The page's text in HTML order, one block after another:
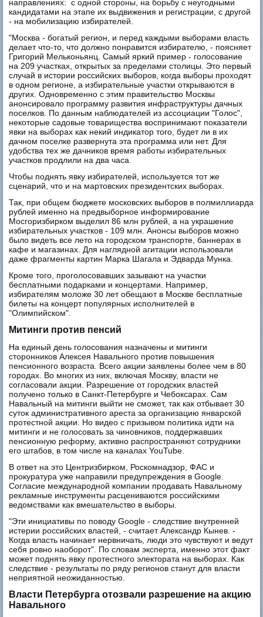
направлениях: с одной стороны, на борьбу с неугодными
кандидатами на этапе их выдвижения и регистрации, с другой
- на мобилизацию избирателей.
"Москва - богатый регион, и перед каждыми выборами власть
делает что-то, что должно понравится избирателю, - поясняет
Григорий Мельконьянц. Самый яркий пример - голосование
на 209 участках, открытых за пределами столицы. Это первый
случай в истории российских выборов, когда выборы проходят
в одном регионе, а избирательные участки открываются в
других. Одновременно с этим правительство Москвы
анонсировало программу развития инфраструктуры дачных
поселков. По данным наблюдателей из ассоциации "Голос",
некоторые садовые товарищества воспринимают показатели
явки на выборах как некий индикатор того, будет ли в их
дачном поселке развернута эта программа или нет. Для
удобства тех же дачников время работы избирательных
участков продлили на два часа.
Чтобы поднять явку избирателей, используется тот же
сценарий, что и на мартовских президентских выборах.
Так, при общем бюджете московских выборов в полмиллиарда
рублей именно на предвыборное информирование
Мосгоризбирком выделил 86 млн рублей, а на украшение
избирательных участков - 109 млн. Анонсы выборов можно
было видеть все лето на городском транспорте, баннерах в
кафе и магазинах. Для наглядной агитации использовали
даже фрагменты картин Марка Шагала и Эдварда Мунка.
Кроме того, проголосовавших зазывают на участки
бесплатными подарками и концертами. Например,
избирателям моложе 30 лет обещают в Москве бесплатные
билеты на концерт популярных исполнителей в
"Олимпийском".
Митинги против пенсий
На единый день голосования назначены и митинги
сторонников Алексея Навального против повышения
пенсионного возраста. Всего акции заявлены более чем в 80
городах. Во многих из них, включая Москву, власти не
согласовали акции. Разрешение от городских властей
получено только в Санкт-Петербурге и Чебоксарах. Сам
Навальный на митинги выйти не сможет, так как отбывает 30
суток административного ареста за организацию январской
протестной акции. Но видео с призывом политика идти на
митинги и не голосовать за чиновников, поддержавших
пенсионную реформу, активно распространяют сотрудники
его штабов, в том числе на каналах YouTube.
В ответ на это Центризбирком, Роскомнадзор, ФАС и
прокуратура уже направили предупреждения в Google.
Согласие международной компании продавать Навальному
рекламные инструменты расцениваются российскими
ведомствами как вмешательство в выборы.
"Эти инициативы по поводу Google - следствие внутренней
истерии российских властей, - считает Александр Кынев. -
Когда власть начинает нервничать, люди это чувствуют и ведут
себя ровно наоборот". По словам эксперта, именно этот факт
может поднять явку протестного электората на выборах. Как
следствие - результаты по ряду регионов станут для власти
неприятной неожиданностью.
Власти Петербурга отозвали разрешение на акцию
Навального